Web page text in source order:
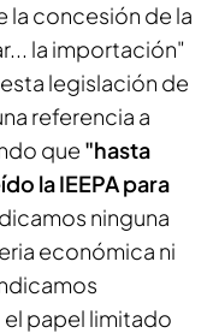
la concesión de la
la importación"
legislación de
referencia a
que "hasta
la IEEPA para
ninguna
económica ni
papel limitado